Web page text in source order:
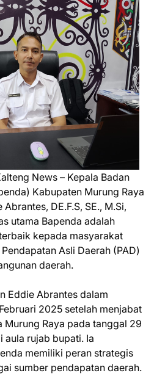
News – Kepala Badan
Kabupaten Murung Raya
DE.F.S, SE., M.Si,
utama Bapenda adalah
kepada masyarakat
Asli Daerah (PAD)
daerah.
Eddie Abrantes dalam
2025 setelah menjabat
Murung Raya pada tanggal 29
aula rujab bupati. Ia
memiliki peran strategis
sumber pendapatan daerah.